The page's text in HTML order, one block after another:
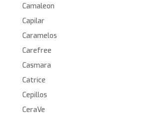
Camaleon
Capilar
Caramelos
Carefree
Casmara
Catrice
Cepillos
CeraVe